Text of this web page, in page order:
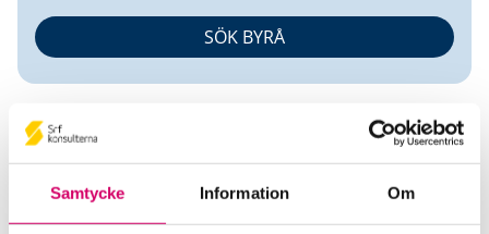
Samtycke Information Om